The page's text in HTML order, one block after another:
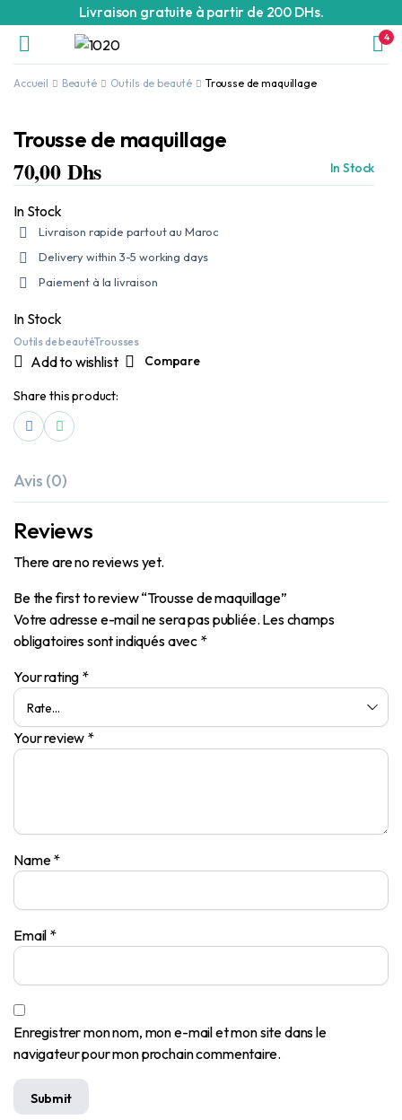
Livraison gratuite à partir de 200 DHs.
4
Accueil Beauté Outils de beauté Trousse de maquillage
Trousse de maquillage
70,00Dhs In Stock
In Stock
Livraison rapide partout au Maroc
Delivery within 3-5 working days
Paiement à la livraison
In Stock
Outils de beautéTrousses
Add to wishlist Compare
Share this product:
Avis (0)
Reviews
There are no reviews yet.
Be the first to review “Trousse de maquillage”
Votre adresse e-mail ne sera pas publiée. Les champs
obligatoires sont indiqués avec *
Your rating *
Your review *
Name*
Email *
Enregistrer mon nom, mon e-mail et mon site dans le
navigateur pour mon prochain commentaire.